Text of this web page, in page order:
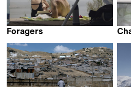
Foragers